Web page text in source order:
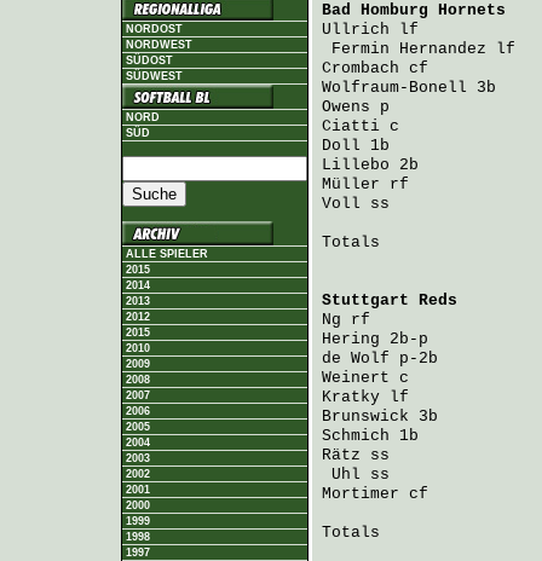
NORDOST
NORDWEST
SÜDOST
SÜDWEST
NORD
SÜD
ALLE SPIELER
2015
2014
2013
2012
2015
2010
2009
2008
2007
2006
2005
2004
2003
2002
2001
2000
1999
1998
1997
Bad Homburg Hornets
Ullrich lf
Fermin Hernandez lf
Crombach cf
Wolfraum-Bonell 3b
Owens p
Ciatti c
Doll 1b
Lillebo 2b
Müller rf
Voll ss
Totals
Stuttgart Reds
Ng rf
Hering 2b-p
de Wolf p-2b
Weinert c
Kratky lf
Brunswick 3b
Schmich 1b
Rätz ss
Uhl ss
Mortimer cf
Totals